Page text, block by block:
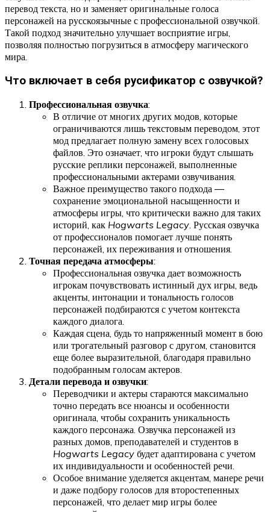
перевод текста, но и заменяет оригинальные голоса
персонажей на русскоязычные с профессиональной озвучкой.
Такой подход значительно улучшает восприятие игры,
позволяя полностью погрузиться в атмосферу магического
мира.
Что включает в себя русификатор с озвучкой?
Профессиональная озвучка:
В отличие от многих других модов, которые
ограничиваются лишь текстовым переводом, этот
мод предлагает полную замену всех голосовых
файлов. Это означает, что игроки будут слышать
русские реплики персонажей, выполненные
профессиональными актерами озвучивания.
Важное преимущество такого подхода —
сохранение эмоциональной насыщенности и
атмосферы игры, что критически важно для таких
историй, как Hogwarts Legacy. Русская озвучка
от профессионалов помогает лучше понять
персонажей, их переживания и отношения.
Точная передача атмосферы:
Профессиональная озвучка дает возможность
игрокам почувствовать истинный дух игры, ведь
акценты, интонации и тональность голосов
персонажей подбираются с учетом контекста
каждого диалога.
Каждая сцена, будь то напряженный момент в бою
или трогательный разговор с другом, становится
еще более выразительной, благодаря правильно
подобранным голосам актеров.
Детали перевода и озвучки:
Переводчики и актеры стараются максимально
точно передать все нюансы и особенности
оригинала, чтобы сохранить уникальность
каждого персонажа. Озвучка персонажей из
разных домов, преподавателей и студентов в
Hogwarts Legacy будет адаптирована с учетом
их индивидуальности и особенностей речи.
Особое внимание уделяется акцентам, манере речи
и даже подбору голосов для второстепенных
персонажей, что делает мир игры более